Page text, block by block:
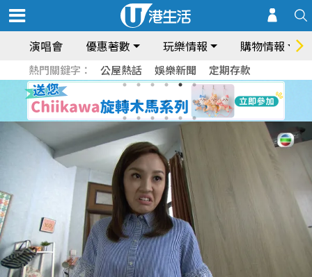
演唱會 優惠著數 玩樂情報 購物情報
熱門關鍵字： 公屋熱話 娛樂新聞 定期存款